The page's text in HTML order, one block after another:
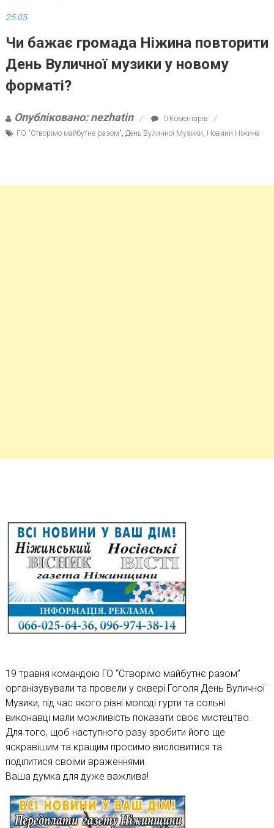
25.05.
Чи бажає громада Ніжина повторити
День Вуличної музики у новому
форматі?
Опубліковано: nezhatin
0 Коментарів
ГО "Створімо майбутнє разом", День Вуличної Музики, Новини Ніжина
19 травня командою ГО “Створімо майбутнє разом”
організувували та провели у сквері Гоголя День Вуличної
Музики, під час якого різні молоді гурти та сольні
виконавці мали можливість показати своє мистецтво.
Для того, щоб наступного разу зробити його ще
яскравішим та кращим просимо висловитися та
поділитися своїми враженнями.
Ваша думка для дуже важлива!